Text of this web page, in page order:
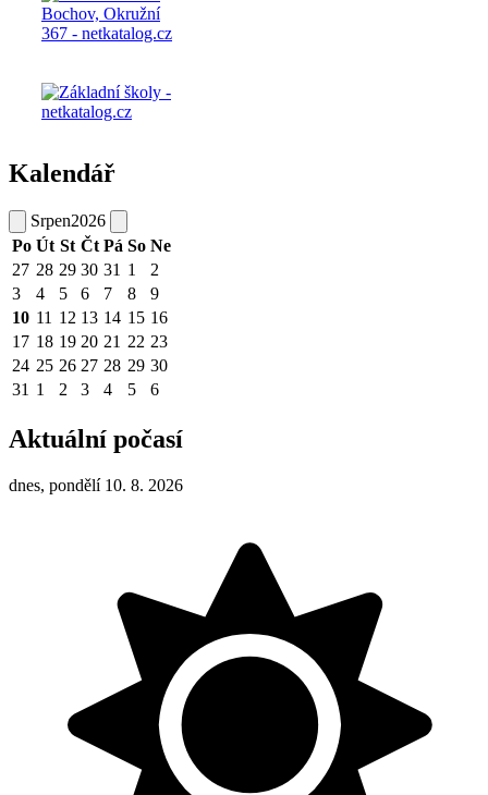
Kalendář
Srpen2026
Po Út St Čt Pá So Ne
27 28 29 30 31 1
2
3
4 5 6 7 8
9
10 11 12 13 14 15 16
17 18 19 20 21 22 23
24 25 26 27 28 29 30
31 1 2 3 4 5 6
Aktuální počasí
dnes, pondělí 10. 8. 2026